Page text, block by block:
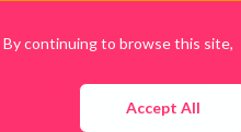
By continuing to browse this site,
Accept All
Cases Conteúdo